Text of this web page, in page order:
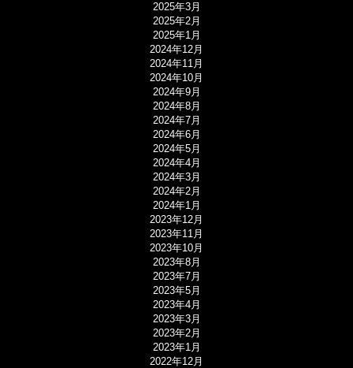
2025年3月
2025年2月
2025年1月
2024年12月
2024年11月
2024年10月
2024年9月
2024年8月
2024年7月
2024年6月
2024年5月
2024年4月
2024年3月
2024年2月
2024年1月
2023年12月
2023年11月
2023年10月
2023年8月
2023年7月
2023年5月
2023年4月
2023年3月
2023年2月
2023年1月
2022年12月